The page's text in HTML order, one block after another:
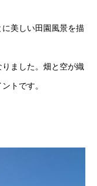
美しい田園風景を描
ました。畑と空が織
トです。